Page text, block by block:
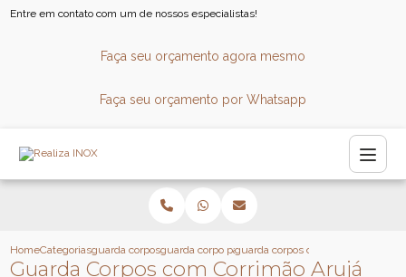
Entre em contato com um de nossos especialistas!
Faça seu orçamento agora mesmo
Faça seu orçamento por Whatsapp
HomeCategoriasguarda corposguarda corpo panoramicoguarda corpos com corrimao aruja
Guarda Corpos com Corrimão Arujá